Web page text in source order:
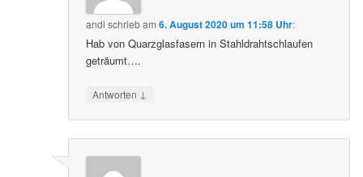
andi schriebam6. August 2020 um 11:58 Uhr:
Hab von Quarzglasfasern in Stahldrahtschlaufen
geträumt….
Antworten ↓